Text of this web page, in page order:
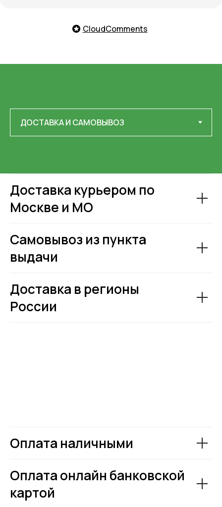
CloudComments
Доставка курьером по
Москве и МО
Самовывоз из пункта
выдачи
Доставка в регионы
России
Оплата наличными
Оплата онлайн банковской
картой